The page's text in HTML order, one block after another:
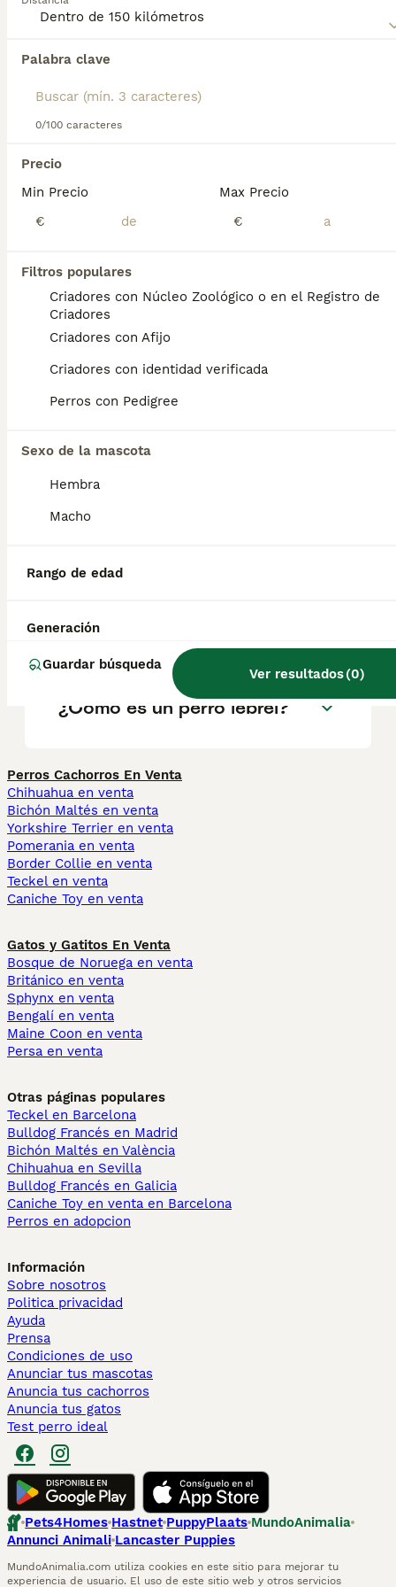
Palabra clave
0/100 caracteres
Precio
Min Precio
€
Max Precio
€
Filtros populares
Criadores con Núcleo Zoológico o en el Registro de
Criadores
Criadores con Afijo
Criadores con identidad verificada
Perros con Pedigree
Sexo de la mascota
Hembra
Macho
Rango de edad
Generación
Guardar búsqueda
Ver resultados(0)
perro.Encontramos 0 Lebrel Irlandés Perros para
Si deseas exactamente esta búsqueda guarda tu
búsqueda y espera el resultado perfecto:
Preguntas frecuentes
¿Cuánto cuesta un lebrel
irlandés?
El coste de adquisición de esta raza puede
variar según factores como el pedigrí, la
reputación del criador y la ubicación
geográfica. Es fundamental acudir a
Informarse bien y comparar opciones antes
decisión.
¿Es el lebrel irlandés un buen
perro de familia?
¿Cómo es un perro lebrel?
Perros Cachorros En Venta
Chihuahua en venta
Bichón Maltés en venta
Yorkshire Terrier en venta
Pomerania en venta
Border Collie en venta
Teckel en venta
Caniche Toy en venta
Gatos y Gatitos En Venta
Bosque de Noruega en venta
Británico en venta
Sphynx en venta
Bengalí en venta
Maine Coon en venta
Persa en venta
Otras páginas populares
Teckel en Barcelona
Bulldog Francés en Madrid
Bichón Maltés en València
Chihuahua en Sevilla
Bulldog Francés en Galicia
Caniche Toy en venta en Barcelona
Perros en adopcion
Información
Sobre nosotros
Politica privacidad
Ayuda
Prensa
Condiciones de uso
Anunciar tus mascotas
Anuncia tus cachorros
Anuncia tus gatos
Test perro ideal
Pets4Homes Hastnet PuppyPlaats MundoAnimalia
Annunci Animali Lancaster Puppies
MundoAnimalia.com utiliza cookies en este sitio para mejorar tu
experiencia de usuario. El uso de este sitio web y otros servicios